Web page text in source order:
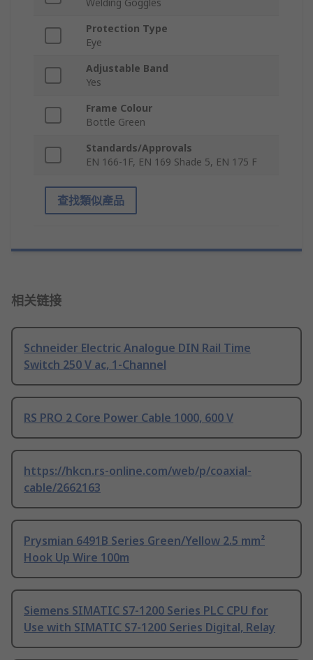
Welding Goggles
Protection Type
Eye
Adjustable Band
Yes
Frame Colour
Bottle Green
Standards/Approvals
EN 166-1F, EN 169 Shade 5, EN 175 F
查找類似產品
相关链接
Schneider Electric Analogue DIN Rail Time
Switch 250 V ac, 1-Channel
RS PRO 2 Core Power Cable 1000, 600 V
https://hkcn.rs-online.com/web/p/coaxial-
cable/2662163
Prysmian 6491B Series Green/Yellow 2.5 mm²
Hook Up Wire 100m
Siemens SIMATIC S7-1200 Series PLC CPU for
Use with SIMATIC S7-1200 Series Digital, Relay